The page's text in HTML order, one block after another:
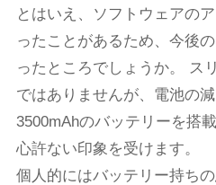
とはいえ、ソフトウェアの
ったことがあるため、今後
ったところでしょうか。 ス
ではありませんが、電池の減
3500mAhのバッテリーを搭
心許ない印象を受けます。
個人的にはバッテリー持ち